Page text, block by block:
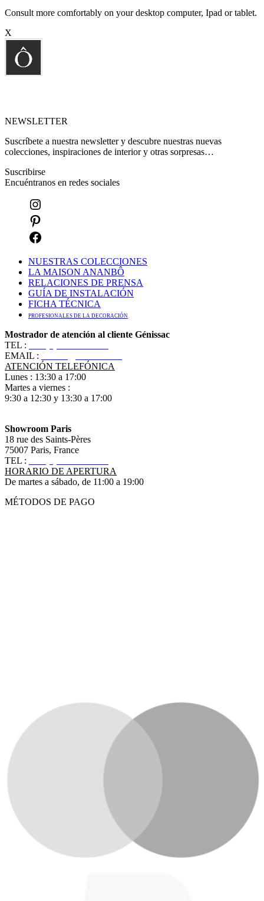
Consult more comfortably on your desktop computer, Ipad or tablet.
X
NEWSLETTER
Suscríbete a nuestra newsletter y descubre nuestras nuevas
colecciones, inspiraciones de interior y otras sorpresas…
Suscribirse
Encuéntranos en redes sociales
NUESTRAS COLECCIONES
LA MAISON ANANBÔ
RELACIONES DE PRENSA
GUÍA DE INSTALACIÓN
FICHA TÉCNICA
PROFESIONALES DE LA DECORACIÓN
Mostrador de atención al cliente Génissac
TEL :
EMAIL :
ATENCIÓN TELEFÓNICA
Lunes : 13:30 a 17:00
Martes a viernes :
9:30 a 12:30 y 13:30 a 17:00
Showroom Paris
18 rue des Saints-Pères
75007 Paris, France
TEL :
HORARIO DE APERTURA
De martes a sábado, de 11:00 a 19:00
MÉTODOS DE PAGO